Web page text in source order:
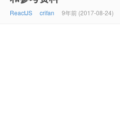
ReactJS crifan 9年前 (2017-08-24)